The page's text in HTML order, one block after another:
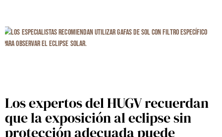
Los expertos del HUGV recuerdan
que la exposición al eclipse sin
protección adecuada puede